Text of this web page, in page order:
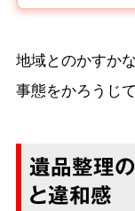
地域とのかすか
事態をかろうじ
遺品整理
と違和感